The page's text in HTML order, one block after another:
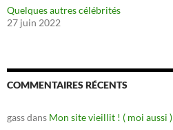
Quelques autres célébrités
27 juin 2022
COMMENTAIRES RÉCENTS
gassdans Mon site vieillit ! ( moi aussi )